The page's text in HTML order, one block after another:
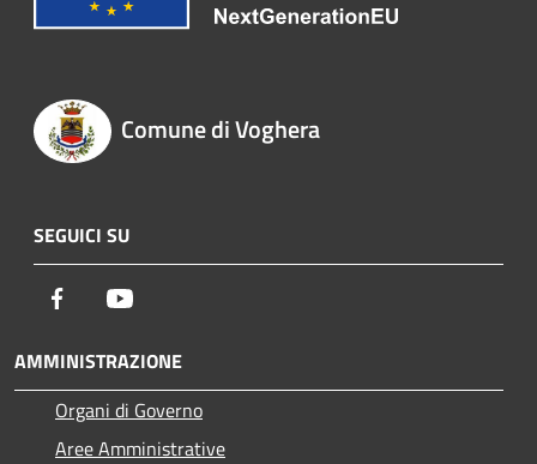
Comune di Voghera
SEGUICI SU
Facebook
AMMINISTRAZIONE
Organi di Governo
Aree Amministrative